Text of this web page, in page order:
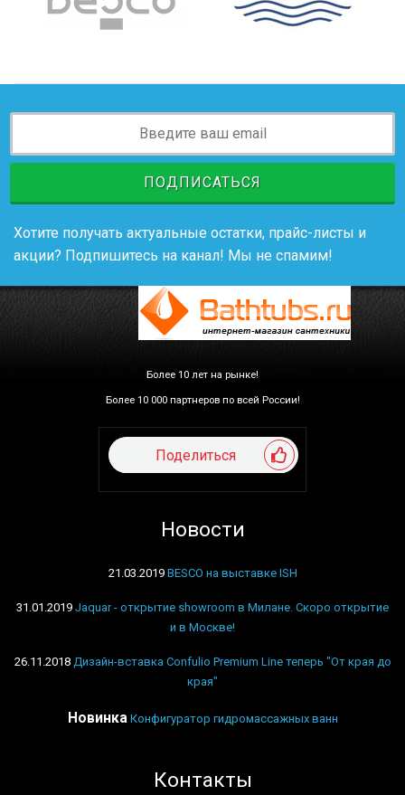
ПОДПИСАТЬСЯ
Хотите получать актуальные остатки, прайс-листы и
акции? Подпишитесь на канал! Мы не спамим!
Более 10 лет на рынке!
Более 10 000 партнеров по всей России!
Поделиться
Новости
21.03.2019 BESCO на выставке ISH
31.01.2019 Jaquar - открытие showroom в Милане. Скоро открытие
и в Москве!
26.11.2018 Дизайн-вставка Confulio Premium Line теперь "От края до
края"
Новинка Конфигуратор гидромассажных ванн
Контакты